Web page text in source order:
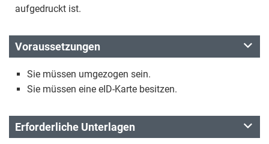
aufgedruckt ist.
Voraussetzungen
Sie müssen umgezogen sein.
Sie müssen eine eID-Karte besitzen.
Erforderliche Unterlagen